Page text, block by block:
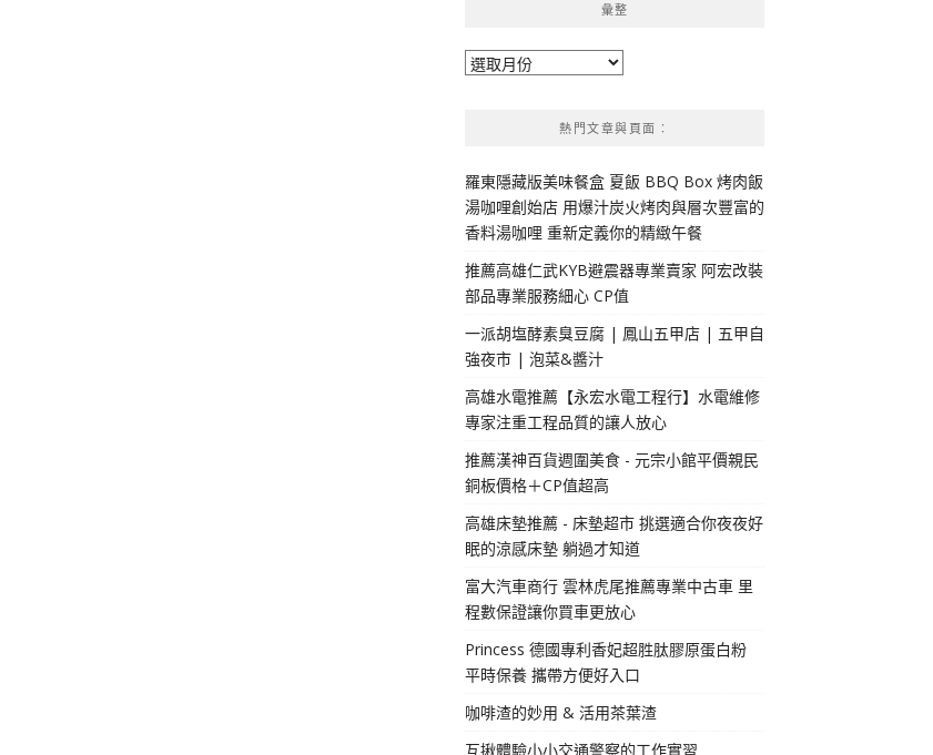
彙整
彙
熱門文章與頁面︰
羅東隱藏版美味餐盒 夏飯 BBQ Box 烤肉飯
湯咖哩創始店 用爆汁炭火烤肉與層次豐富的
香料湯咖哩 重新定義你的精緻午餐
推薦高雄仁武KYB避震器專業賣家 阿宏改裝
部品專業服務細心 CP值
一派胡塩酵素臭豆腐 | 鳳山五甲店 | 五甲自
強夜市 | 泡菜&醬汁
高雄水電推薦【永宏水電工程行】水電維修
專家注重工程品質的讓人放心
推薦漢神百貨週圍美食 - 元宗小館平價親民
銅板價格＋CP值超高
高雄床墊推薦 - 床墊超市 挑選適合你夜夜好
眠的涼感床墊 躺過才知道
富大汽車商行 雲林虎尾推薦專業中古車 里
程數保證讓你買車更放心
Princess 德國專利香妃超胜肽膠原蛋白粉
平時保養 攜帶方便好入口
咖啡渣的妙用 & 活用茶葉渣
互揪體驗小小交通警察的工作實習